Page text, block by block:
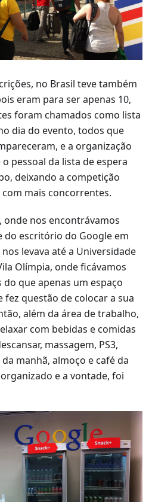
no Brasil teve também
eram para ser apenas 10,
foram chamados como lista
dia do evento, todos que
e a organização
pessoal da lista de espera
deixando a competição
mais concorrentes.
onde nos encontrávamos
do escritório do Google em
levava até a Universidade
Olímpia, onde ficávamos
do que apenas um espaço
fez questão de colocar a sua
além da área de trabalho,
com bebidas e comidas
massagem, PS3,
manhã, almoço e café da
e a vontade, foi